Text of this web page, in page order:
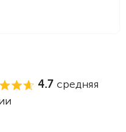
4.7 средняя